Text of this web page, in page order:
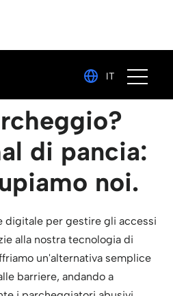
IT
di pancia:
noi.
digitale per gestire gli accessi
alla nostra tecnologia di
un'alternativa semplice
barriere, andando a